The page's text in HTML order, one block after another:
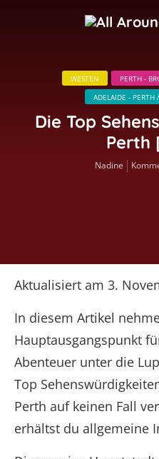
WESTEN
PERTH -
ADELAIDE - PERTH
Die Top
Perth
Nadine
Aktualisiert am 3.
In diesem Artikel
Hauptausgangspunkt
Abenteuer unter die
Top
Perth auf keinen Fall
erhältst du allgemeine